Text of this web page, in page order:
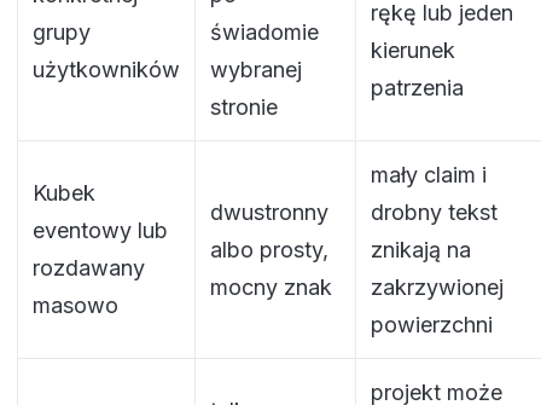
grupy
użytkowników
świadomie
wybranej
stronie
rękę lub jeden
kierunek
patrzenia
Kubek
eventowy lub
rozdawany
masowo
dwustronny
albo prosty,
mocny znak
mały claim i
drobny tekst
znikają na
zakrzywionej
powierzchni
projekt może